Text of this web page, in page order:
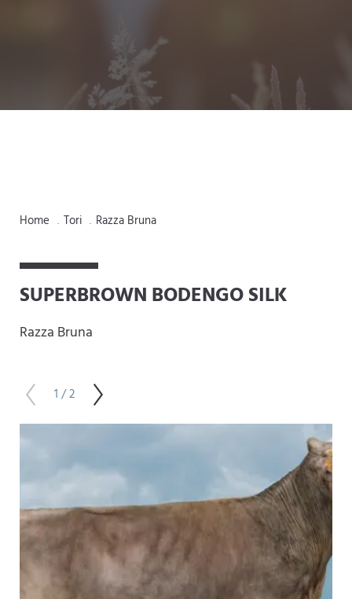
Home . Tori . Razza Bruna
SUPERBROWN BODENGO SILK
Razza Bruna
1 / 2